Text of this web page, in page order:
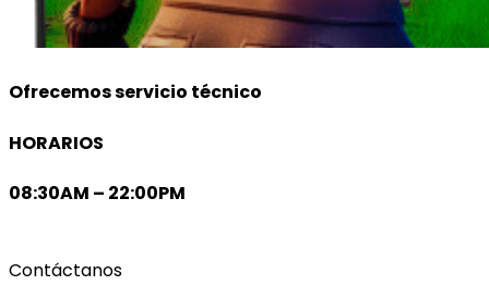
Ofrecemos servicio técnico
HORARIOS
08:30AM – 22:00PM
Contáctanos